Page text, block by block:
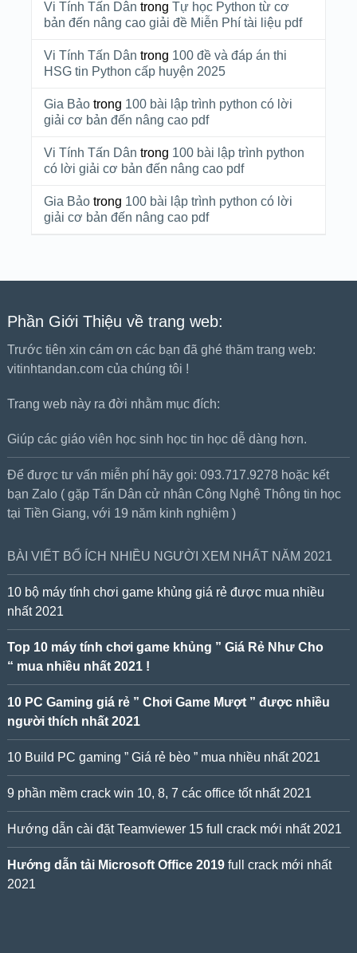
Vi Tính Tấn Dân trong Tự học Python từ cơ
bản đến nâng cao giải đề Miễn Phí tài liệu pdf
Vi Tính Tấn Dân trong 100 đề và đáp án thi
HSG tin Python cấp huyện 2025
Gia Bảotrong 100 bài lập trình python có lời
giải cơ bản đến nâng cao pdf
Vi Tính Tấn Dân trong 100 bài lập trình python
có lời giải cơ bản đến nâng cao pdf
Gia Bảotrong 100 bài lập trình python có lời
giải cơ bản đến nâng cao pdf
Phần Giới Thiệu về trang web:
Trước tiên xin cám ơn các bạn đã ghé thăm trang web:
vitinhtandan.com của chúng tôi !
Trang web này ra đời nhằm mục đích:
Giúp các giáo viên học sinh học tin học dễ dàng hơn.
Để được tư vấn miễn phí hãy gọi: 093.717.9278 hoặc kết
bạn Zalo ( gặp Tấn Dân cử nhân Công Nghệ Thông tin học
tại Tiền Giang, với 19 năm kinh nghiệm )
BÀI VIẾT BỔ ÍCH NHIỀU NGƯỜI XEM NHẤT NĂM 2021
10 bộ máy tính chơi game khủng giá rẻ được mua nhiều
nhất 2021
Top 10 máy tính chơi game khủng ” Giá Rẻ Như Cho
“ mua nhiều nhất 2021 !
10 PC Gaming giá rẻ ” Chơi Game Mượt ” được nhiều
người thích nhất 2021
10 Build PC gaming ” Giá rẻ bèo ” mua nhiều nhất 2021
9 phần mềm crack win 10, 8, 7 các office tốt nhất 2021
Hướng dẫn cài đặt Teamviewer 15 full crack mới nhất 2021
Hướng dẫn tải Microsoft Office 2019full crack mới nhất
2021